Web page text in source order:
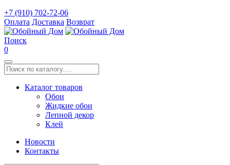
+7 (910) 702-72-06
Оплата Доставка Возврат
Поиск
0
Каталог товаров
Обои
Жидкие обои
Лепной декор
Клей
Новости
Контакты